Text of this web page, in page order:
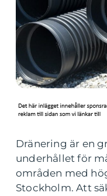
Dränering är en
underhållet för
områden med
Stockholm. Att